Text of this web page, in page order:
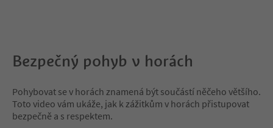
ohleduplným chováním
přispějete k tomu, aby mohly
nedotčenou krásu hor.
Bezpečný pohyb v horách
Pohybovat se v horách znamená být součástí něčeho většího.
Toto video vám ukáže, jak k zážitkům v horách přistupovat
bezpečně a s respektem.